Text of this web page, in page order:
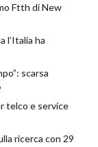
Ftth di New
l’Italia ha
scarsa
telco e service
ricerca con 29